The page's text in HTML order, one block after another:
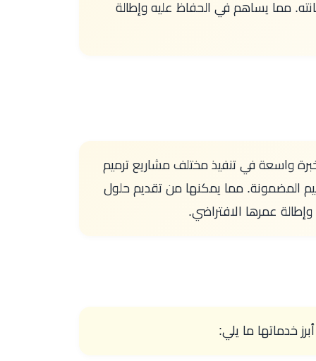
مما يساهم في الحفاظ عليه وإطالة
واسعة في تنفيذ مختلف مشاريع ترميم
المضمونة. مما يمكنها من تقديم حلول
عمرها الافتراضي.
خدماتها ما يلي: